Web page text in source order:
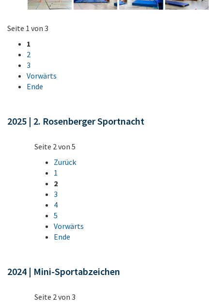
Seite 1 von 3
1
2
3
Vorwärts
Ende
2025 | 2. Rosenberger Sportnacht
Seite 2 von 5
Zurück
1
2
3
4
5
Vorwärts
Ende
2024 | Mini-Sportabzeichen
Seite 2 von 3